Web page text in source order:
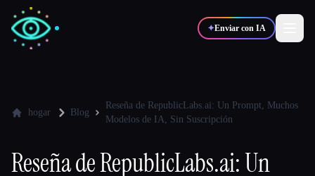
✦Enviar con IA
🎨Diseñadores
Desarrolladores 📈 Marketers
hogar Blog
Reseña de RepublicLabs.ai: Un Prompt, Muchos
Modelos de IA, Sin Suscripción
Reseña de RepublicLabs.ai: Un